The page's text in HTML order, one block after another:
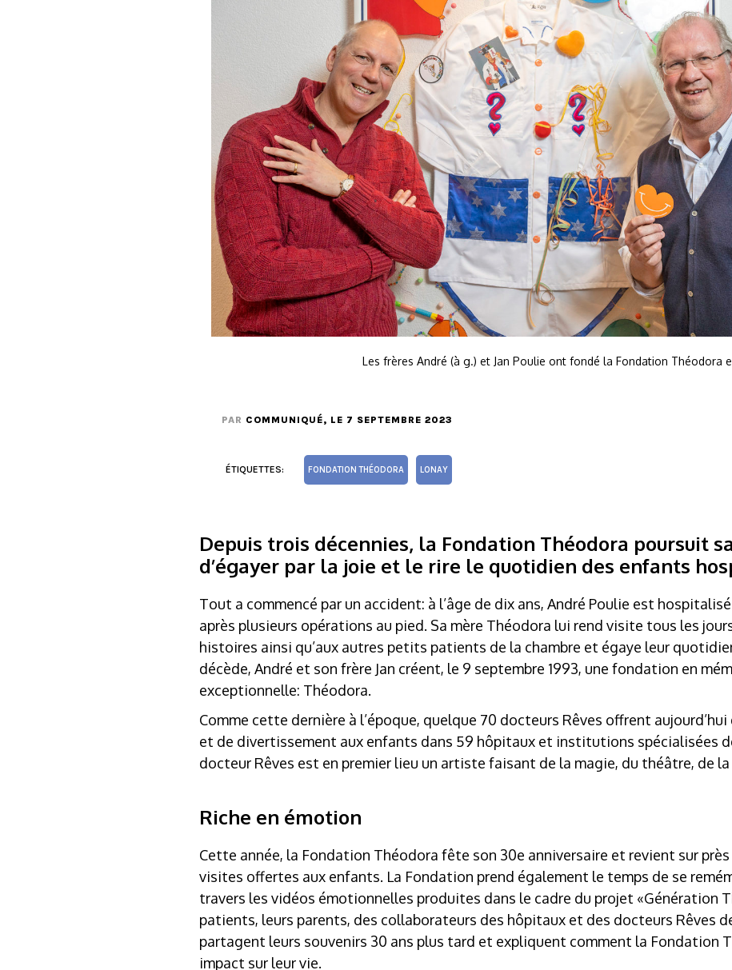
Les frères André (à g.) et Jan Poulie ont fondé la Fondation Théodora
PAR COMMUNIQUÉ, LE 7 SEPTEMBRE 2023
ÉTIQUETTES: FONDATION THÉODORA LONAY
Depuis trois décennies, la Fondation Théodora poursuit
d’égayer par la joie et le rire le quotidien des enfants
Tout a commencé par un accident: à l’âge de dix ans, André Poulie est
après plusieurs opérations au pied. Sa mère Théodora lui rend visite tous les
histoires ainsi qu’aux autres petits patients de la chambre et égaye leur
décède, André et son frère Jan créent, le 9 septembre 1993, une fondation en
exceptionnelle: Théodora.
Comme cette dernière à l’époque, quelque 70 docteurs Rêves offrent
et de divertissement aux enfants dans 59 hôpitaux et institutions spécialisées
docteur Rêves est en premier lieu un artiste faisant de la magie, du théâtre, de
Riche en émotion
Cette année, la Fondation Théodora fête son 30e anniversaire et revient sur
visites offertes aux enfants. La Fondation prend également le temps de se
travers les vidéos émotionnelles produites dans le cadre du projet «Génération
patients, leurs parents, des collaborateurs des hôpitaux et des docteurs Rêves
partagent leurs souvenirs 30 ans plus tard et expliquent comment la Fondation
impact sur leur vie.